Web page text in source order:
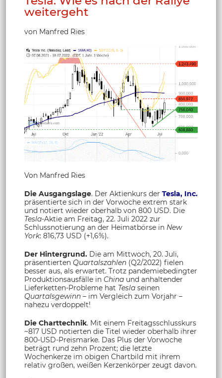
weitergeht
von Manfred Ries
Von Manfred Ries
Die Ausgangslage. Der Aktienkurs der Tesla, Inc.
präsentierte sich in der Vorwoche extrem stark
und notiert wieder oberhalb von 800 USD. Die
Tesla-Aktie am Freitag, 22. Juli 2022 zur
Schlussnotierung an der Heimatbörse in New
York: 816,73 USD (+1,6%).
Der Hintergrund. Die am Mittwoch, 20. Juli,
präsentierten Quartalszahlen (Q2/2022) fielen
besser aus, als erwartet. Trotz pandemiebedingter
Produktionsausfälle in China und anhaltender
Lieferketten-Probleme hat Tesla seinen
Quartalsgewinn – im Vergleich zum Vorjahr –
nahezu verdoppelt!
Die Charttechnik. Mit einem Freitagsschlusskurs
~817 USD notierten die Titel wieder oberhalb ihrer
800-USD-Preismarke. Das Plus der Vorwoche
beträgt rund zehn Prozent; die letzte
Wochenkerze im obigen Chartbild mit ihrem
relativ großen, weißen Kerzenkörper zeugt davon.